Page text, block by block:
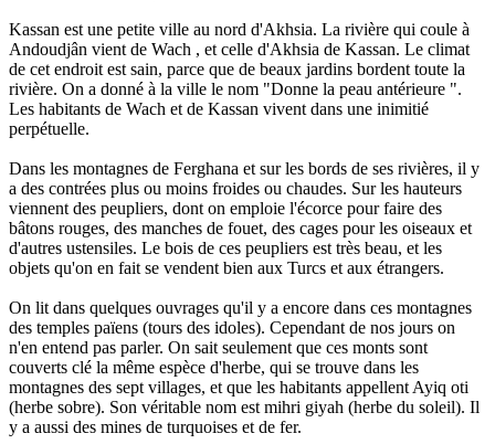
Kassan est une petite ville au nord d'Akhsia. La rivière qui coule à
Andoudjân vient de Wach , et celle d'Akhsia de Kassan. Le climat
de cet endroit est sain, parce que de beaux jardins bordent toute la
rivière. On a donné à la ville le nom "Donne la peau antérieure ".
Les habitants de Wach et de Kassan vivent dans une inimitié
perpétuelle.
Dans les montagnes de Ferghana et sur les bords de ses rivières, il y
a des contrées plus ou moins froides ou chaudes. Sur les hauteurs
viennent des peupliers, dont on emploie l'écorce pour faire des
bâtons rouges, des manches de fouet, des cages pour les oiseaux et
d'autres ustensiles. Le bois de ces peupliers est très beau, et les
objets qu'on en fait se vendent bien aux Turcs et aux étrangers.
On lit dans quelques ouvrages qu'il y a encore dans ces montagnes
des temples païens (tours des idoles). Cependant de nos jours on
n'en entend pas parler. On sait seulement que ces monts sont
couverts clé la même espèce d'herbe, qui se trouve dans les
montagnes des sept villages, et que les habitants appellent Ayiq oti
(herbe sobre). Son véritable nom est mihri giyah (herbe du soleil). Il
y a aussi des mines de turquoises et de fer.